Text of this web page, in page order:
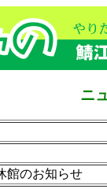
ニ
館のお知らせ